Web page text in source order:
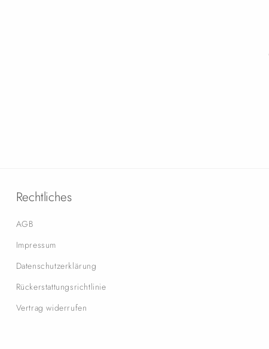
Rechtliches
AGB
Impressum
Datenschutzerklärung
Rückerstattungsrichtlinie
Vertrag widerrufen